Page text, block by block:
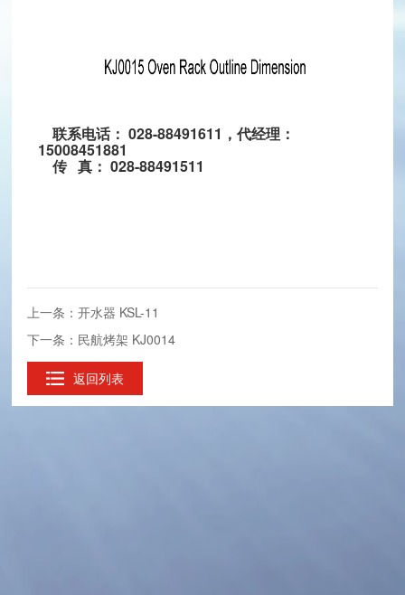
联系电话： 028-88491611，代经理：
15008451881
传 真： 028-88491511
上一条：开水器 KSL-11
下一条：民航烤架 KJ0014
返回列表